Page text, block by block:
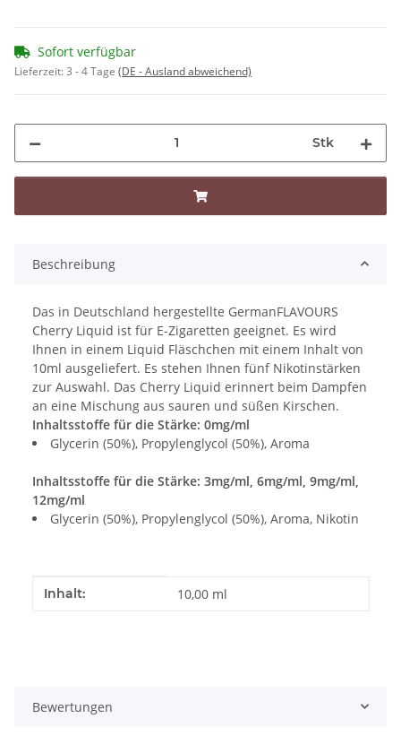
Sofort verfügbar
Lieferzeit:3 - 4 Tage (DE - Ausland abweichend)
Stk
Beschreibung
Das in Deutschland hergestellte GermanFLAVOURS
Cherry Liquid ist für E-Zigaretten geeignet. Es wird
Ihnen in einem Liquid Fläschchen mit einem Inhalt von
10ml ausgeliefert. Es stehen Ihnen fünf Nikotinstärken
zur Auswahl. Das Cherry Liquid erinnert beim Dampfen
an eine Mischung aus sauren und süßen Kirschen.
Inhaltsstoffe für die Stärke: 0mg/ml
Glycerin (50%), Propylenglycol (50%), Aroma
Inhaltsstoffe für die Stärke: 3mg/ml, 6mg/ml, 9mg/ml,
12mg/ml
Glycerin (50%), Propylenglycol (50%), Aroma, Nikotin
Produkteigenschaft
Wert
Inhalt: 10,00 ml
Bewertungen